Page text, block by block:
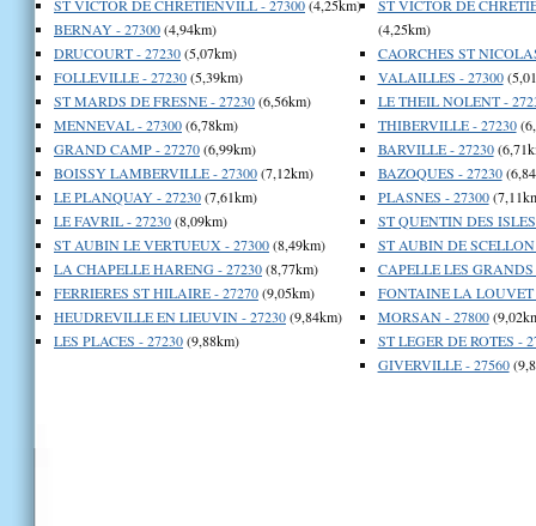
ST VICTOR DE CHRETIENVILL - 27300(4,25km)
BERNAY - 27300(4,94km)
DRUCOURT - 27230(5,07km)
FOLLEVILLE - 27230(5,39km)
ST MARDS DE FRESNE - 27230(6,56km)
MENNEVAL - 27300(6,78km)
GRAND CAMP - 27270(6,99km)
BOISSY LAMBERVILLE - 27300(7,12km)
LE PLANQUAY - 27230(7,61km)
LE FAVRIL - 27230(8,09km)
ST AUBIN LE VERTUEUX - 27300(8,49km)
LA CHAPELLE HARENG - 27230(8,77km)
FERRIERES ST HILAIRE - 27270(9,05km)
HEUDREVILLE EN LIEUVIN - 27230(9,84km)
LES PLACES - 27230(9,88km)
ST VICTOR DE
(4,25km)
CAORCHES ST
VALAILLES - 27300
LE THEIL NOLENT -
THIBERVILLE - 27230
BARVILLE - 27230
BAZOQUES - 27230
PLASNES - 27300
ST QUENTIN DES
ST AUBIN DE SCELLON
CAPELLE LES GRANDS
FONTAINE LA LOUVET
MORSAN - 27800
ST LEGER DE ROTES -
GIVERVILLE - 27560